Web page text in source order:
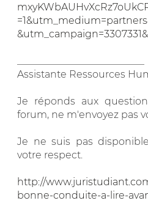
Assistante Ressources
Je réponds aux
forum, ne m'envoyez pas
Je ne suis pas
votre respect.
http://
bonne-conduite-a-lire-